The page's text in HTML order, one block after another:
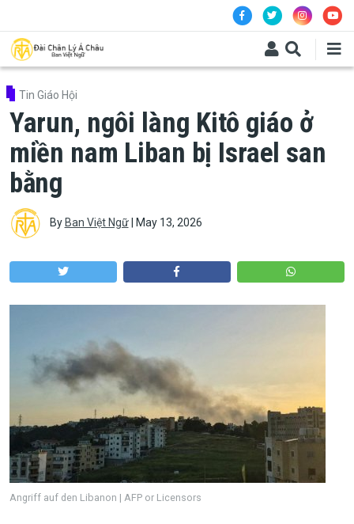
Tin Giáo Hội
Yarun, ngôi làng Kitô giáo ở
miền nam Liban bị Israel san
bằng
By Ban Việt Ngữ| May 13, 2026
Angriff auf den Libanon | AFP or Licensors